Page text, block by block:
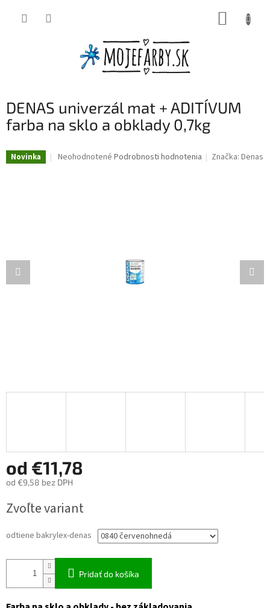
DENAS univerzál mat + ADITÍVUM
farba na sklo a obklady 0,7kg
Novinka
Priemerné
Neohodnotené Podrobnosti hodnotenia Značka:Denas
od €11,78
od €9,58 bez DPH
cena:
Zvoľte variant
odtiene bakrylex-denas
Pridať do košíka